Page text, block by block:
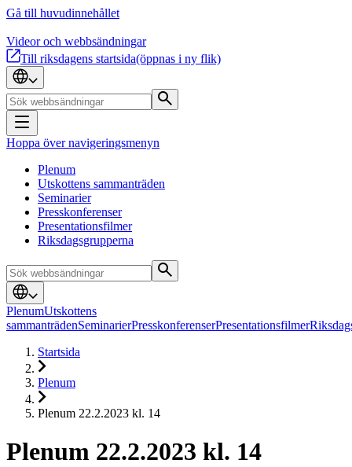
Gå till huvudinnehållet
Videor och webbsändningar
Till riksdagens startsida(öppnas i ny flik)
Hoppa över navigeringsmenyn
Plenum
Utskottens sammanträden
Seminarier
Presskonferenser
Presentationsfilmer
Riksdagsgrupperna
PlenumUtskottens
sammanträdenSeminarierPresskonferenserPresentationsfilmer
Startsida
Plenum
Plenum 22.2.2023 kl. 14
Plenum 22.2.2023 kl. 14